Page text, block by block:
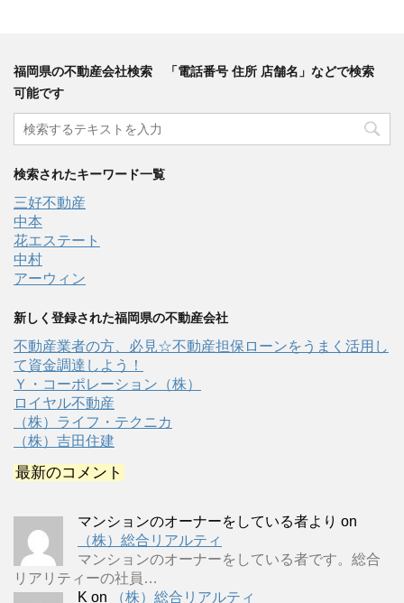
福岡県の不動産会社検索 「電話番号 住所 店舗名」などで検索
可能です
検索されたキーワード一覧
三好不動産
中本
花エステート
中村
アーウィン
新しく登録された福岡県の不動産会社
不動産業者の方、必見☆不動産担保ローンをうまく活用し
て資金調達しよう！
Ｙ・コーポレーション（株）
ロイヤル不動産
（株）ライフ・テクニカ
（株）吉田住建
最新のコメント
マンションのオーナーをしている者より on
（株）総合リアルティ
マンションのオーナーをしている者です。総合
リアリティーの社員…
K on
（株）総合リアルティ